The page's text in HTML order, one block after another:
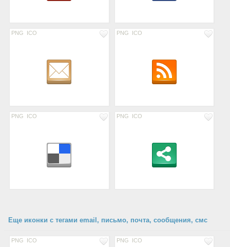
PNG ICO PNG ICO
PNG ICO PNG ICO
Еще иконки с тегами email, письмо, почта, сообщения, смс
PNG ICO PNG ICO